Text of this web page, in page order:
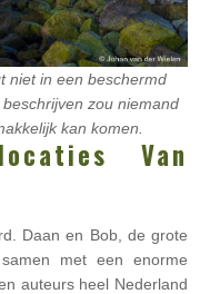
niet in een beschermd
zou niemand
kan komen.
Van
Daan en Bob, de grote
met een enorme
auteurs heel Nederland